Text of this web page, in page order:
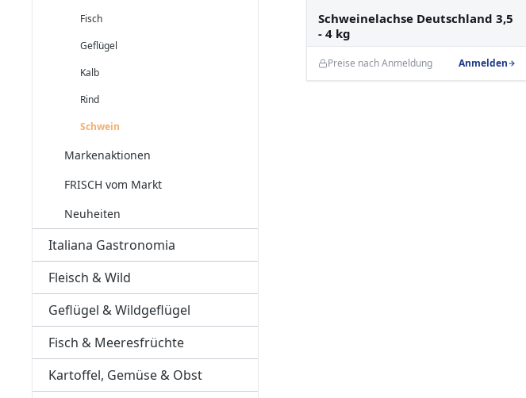
Fisch
Geflügel
Kalb
Rind
Schwein
Markenaktionen
FRISCH vom Markt
Neuheiten
Italiana Gastronomia
Fleisch & Wild
Geflügel & Wildgeflügel
Fisch & Meeresfrüchte
Kartoffel, Gemüse & Obst
Schweinelachse Deutschland 3,5
- 4 kg
Preise nach Anmeldung Anmelden